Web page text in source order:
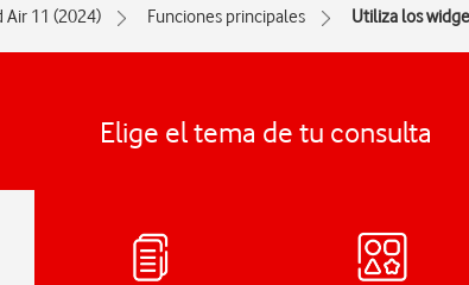
Air 11 (2024) Funciones principales Utiliza los
Elige el tema de tu consulta